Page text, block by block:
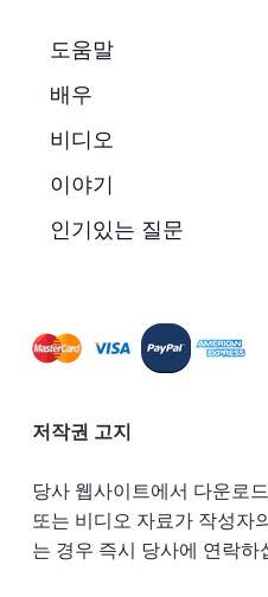
도움말
배우
비디오
이야기
인기있는 질문
저작권 고지
당사 웹사이트에서 다운로
또는 비디오 자료가 작성자
는 경우 즉시 당사에 연락하